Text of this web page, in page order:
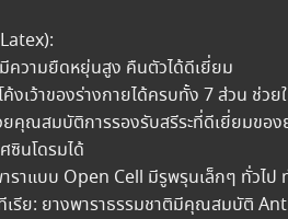
ความยืดหยุ่นสูง คืนตัวได้ดีเยี่ยม
งเว้าของร่างกายได้ครบทั้ง 7 ส่วน ช่ว
สมบัติการรองรับสรีระที่ดีเยี่ยมของย
ซินโดรมได้
ราแบบ Open Cell มีรูพรุนเล็กๆ ทั่วไป
รีย: ยางพาราธรรมชาติมีคุณสมบัติ